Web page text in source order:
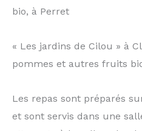
bio, à Perret
« Les jardins de Cilou » à
pommes et autres fruits
Les repas sont préparés
et sont servis dans une